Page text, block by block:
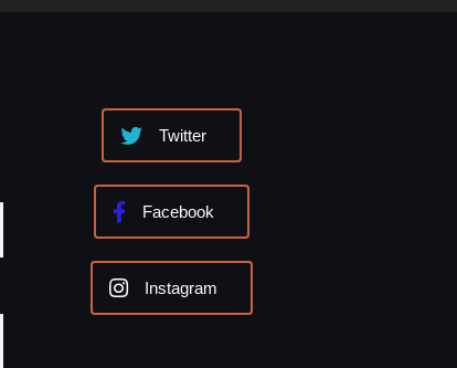
Twitter
Facebook
Instagram